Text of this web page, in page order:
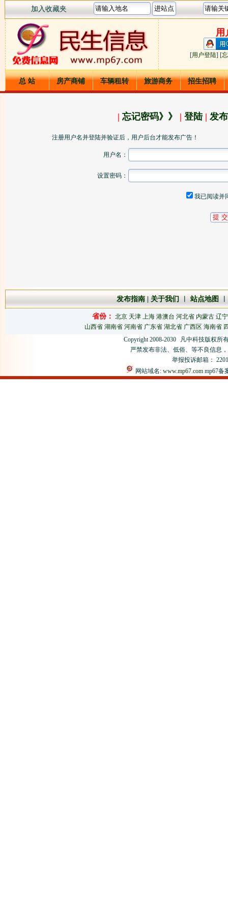
加入收藏夹
用
[用户登陆] [
总 站 房产商铺 车辆租转 旅游商务 招生招聘
| 忘记密码》》 | 登陆| 发
注册用户名并登陆并验证后，用户后台才能发布广告！
用户名：
设置密码：
我已阅读并
发布指南 关于我们 站点地图
省份： 北京 天津 上海 港澳台 河北省 内蒙古 辽
山西省 湖南省 河南省 广东省 湖北省 广西区 海南省
Copyright 2008-2030
凡中科技版权所
严禁发布非法、低俗、等不良信息
举报投诉邮箱：
网站域名: www.mp67.commp67备